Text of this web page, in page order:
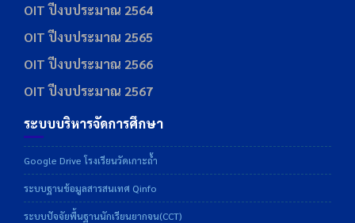
OIT ปีงบประมาณ 2564
OIT ปีงบประมาณ 2565
OIT ปีงบประมาณ 2566
OIT ปีงบประมาณ 2567
ระบบบริหารจัดการศึกษา
Google Drive โรงเรียนวัดเกาะถ้ำ
ระบบฐานข้อมูลสารสนเทศ Qinfo
ระบบปัจจัยพื้นฐานนักเรียนยากจน(CCT)